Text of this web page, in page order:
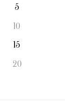
5
10
15
20